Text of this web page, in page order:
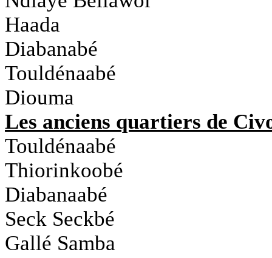
Haada
Diabanabé
Touldénaabé
Diouma
Les anciens quartiers de
Touldénaabé
Thiorinkoobé
Diabanaabé
Seck Seckbé
Gallé Samba